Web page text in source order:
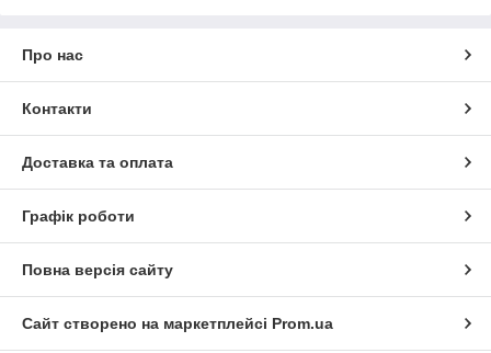
Про нас
Контакти
Доставка та оплата
Графік роботи
Повна версія сайту
Сайт створено на маркетплейсі Prom.ua